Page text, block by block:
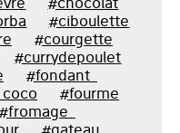
#ciboulette
#courgette
#currydepoulet
#fondant_
#fourme
#fromage_
#gateau_